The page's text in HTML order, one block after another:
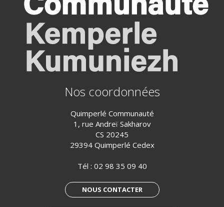
Nos coordonnées
Quimperlé Communauté
1, rue Andreï Sakharov
CS 20245
29394 Quimperlé Cedex
Tél : 02 98 35 09 40
NOUS CONTACTER